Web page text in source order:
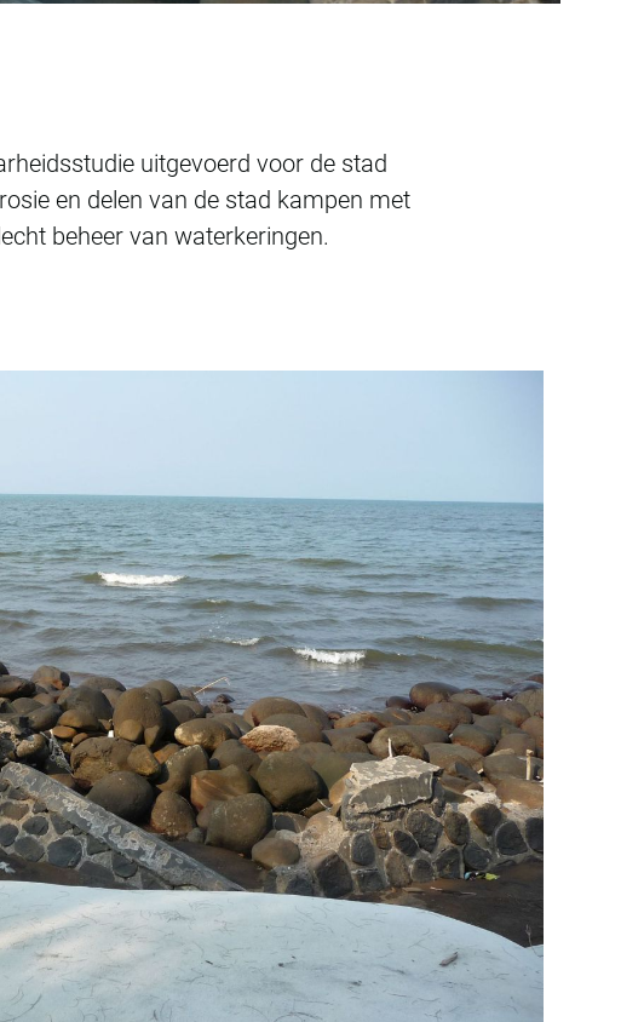
uitgevoerd voor de stad
en delen van de stad kampen met
beheer van waterkeringen.